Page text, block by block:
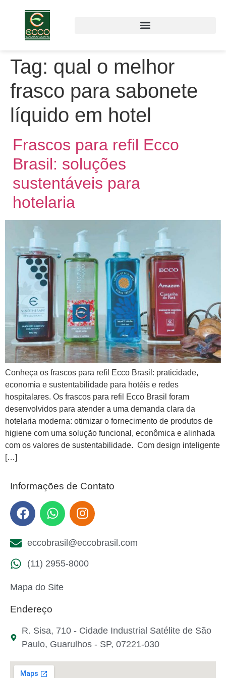
Tag: qual o melhor
frasco para sabonete
líquido em hotel
Frascos para refil Ecco
Brasil: soluções
sustentáveis para
hotelaria
Conheça os frascos para refil Ecco Brasil: praticidade,
economia e sustentabilidade para hotéis e redes
hospitalares. Os frascos para refil Ecco Brasil foram
desenvolvidos para atender a uma demanda clara da
hotelaria moderna: otimizar o fornecimento de produtos de
higiene com uma solução funcional, econômica e alinhada
com os valores de sustentabilidade. Com design inteligente
[…]
Informações de Contato
eccobrasil@eccobrasil.com
(11) 2955-8000
Mapa do Site
Endereço
R. Sisa, 710 - Cidade Industrial Satélite de São
Paulo, Guarulhos - SP, 07221-030